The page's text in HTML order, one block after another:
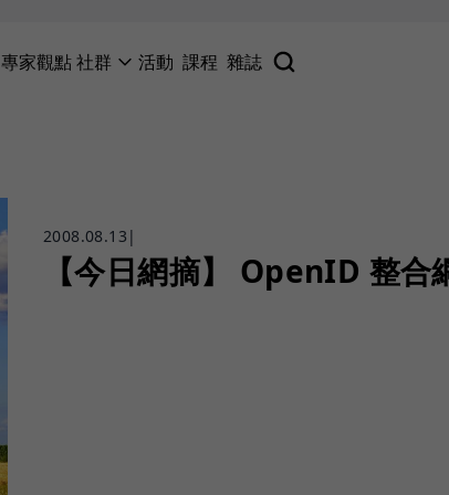
專家觀點社群 活動 課程 雜誌
2008.08.13 |
【今日網摘】 OpenID 整合